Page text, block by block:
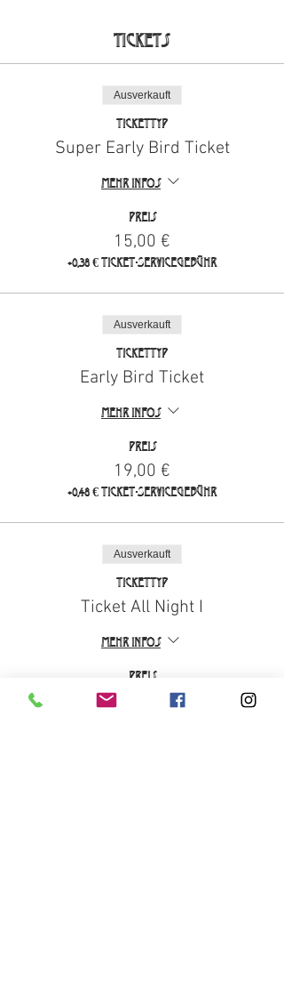
Tickets
Ausverkauft
Tickettyp
Super Early Bird Ticket
Mehr Infos
Preis
15,00 €
+0,38 € Ticket-Servicegebühr
Ausverkauft
Tickettyp
Early Bird Ticket
Mehr Infos
Preis
19,00 €
+0,48 € Ticket-Servicegebühr
Ausverkauft
Tickettyp
Ticket All Night I
Mehr Infos
Preis
24,00 €